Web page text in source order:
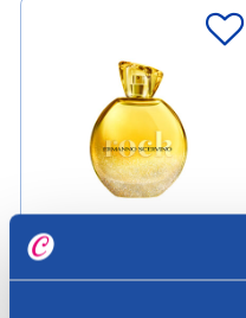
Ermanno Scervino